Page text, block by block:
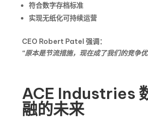
符合数字存档标准
实现无纸化可持续运营
CEO Robert Patel 强调：
“原本是节流措施，现在成了我们的竞争
ACE Industries
融的未来